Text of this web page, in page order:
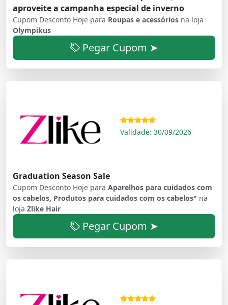
aproveite a campanha especial de inverno
Cupom Desconto Hoje para Roupas e acessórios na loja
Olympikus
Pegar Cupom ➤
Validade: 30/09/2026
Graduation Season Sale
Cupom Desconto Hoje para Aparelhos para cuidados com
os cabelos, Produtos para cuidados com os cabelos" na
loja Zlike Hair
Pegar Cupom ➤